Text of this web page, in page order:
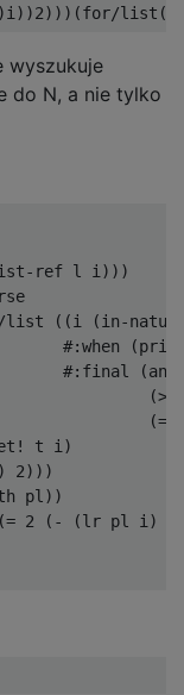
wyszukuje
do N, a nie tylko
ref l i)))
((i (in-
#:when
#:final (and
(>
(=
t i)
2)))
pl))
2 (- (lr pl i)